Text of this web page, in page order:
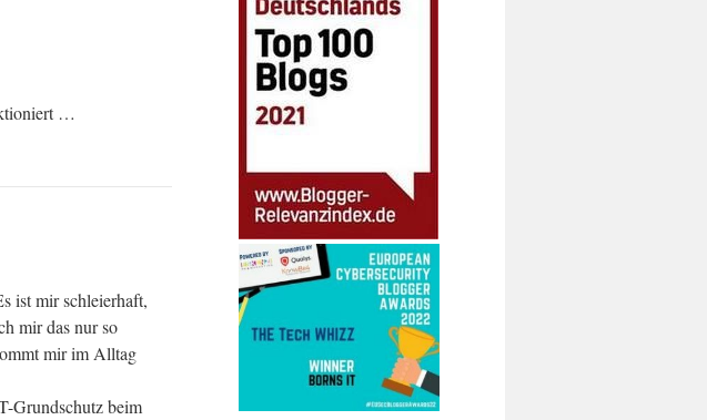
…
ist mir schleierhaft,
mir das nur so
mir im Alltag
Grundschutz beim